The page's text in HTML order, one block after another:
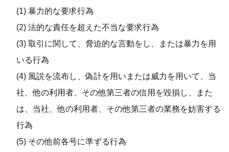
(1) 暴力的な要求行為
(2) 法的な責任を超えた不当な要求行為
(3) 取引に関して、脅迫的な言動をし、または暴力を用
いる行為
(4) 風説を流布し、偽計を用いまたは威力を用いて、当
社、他の利用者、その他第三者の信用を毀損し、また
は、当社、他の利用者、その他第三者の業務を妨害する
行為
(5) その他前各号に準ずる行為